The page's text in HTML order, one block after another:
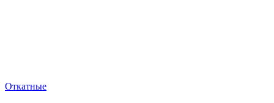
Откатные